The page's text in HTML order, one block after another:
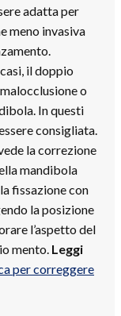
adatta per
meno invasiva
il doppio
o
In questi
consigliata.
la correzione
mandibola
fissazione con
la posizione
l’aspetto del
mento. Leggi
per correggere